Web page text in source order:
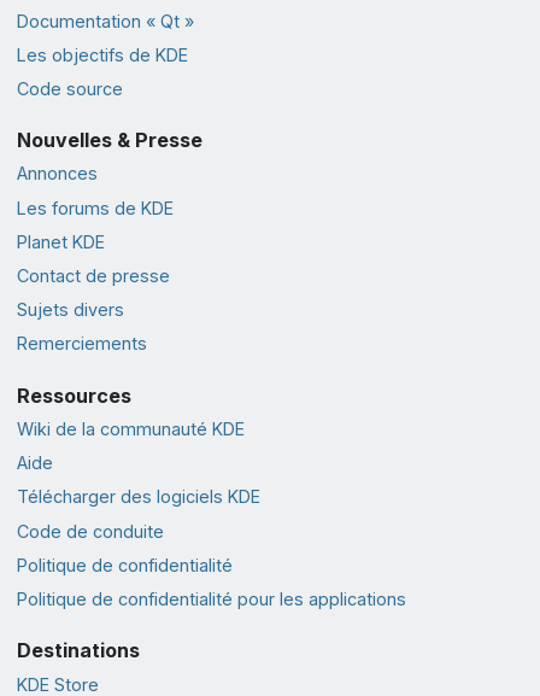
Documentation « Qt »
Les objectifs de KDE
Code source
Nouvelles & Presse
Annonces
Les forums de KDE
Planet KDE
Contact de presse
Sujets divers
Remerciements
Ressources
Wiki de la communauté KDE
Aide
Télécharger des logiciels KDE
Code de conduite
Politique de confidentialité
Politique de confidentialité pour les applications
Destinations
KDE Store